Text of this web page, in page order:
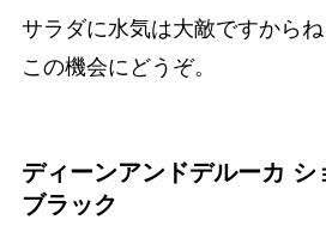
サラダに水気は大敵ですから
この機会にどうぞ。
ディーンアンドデルーカ シ
ブラック